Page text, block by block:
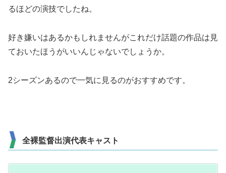
るほどの演技でしたね。
好き嫌いはあるかもしれませんがこれだけ話題の作品は見
ておいたほうがいいんじゃないでしょうか。
2シーズンあるので一気に見るのがおすすめです。
全裸監督出演代表キャスト